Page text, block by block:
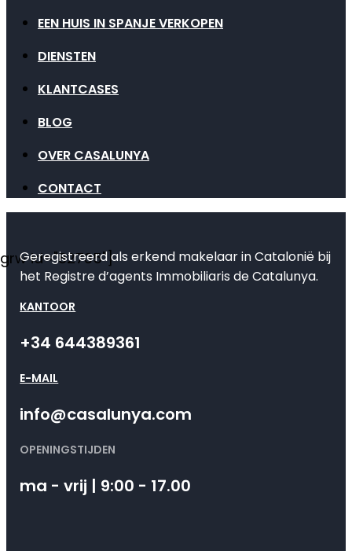
EEN HUIS IN SPANJE VERKOPEN
DIENSTEN
KLANTCASES
BLOG
OVER CASALUNYA
CONTACT
id="82735"]
Geregistreerd als erkend makelaar in Catalonië bij
het Registre d’agents Immobiliaris de Catalunya.
KANTOOR
+34 644389361
E-MAIL
info@casalunya.com
OPENINGSTIJDEN
ma - vrij | 9:00 - 17.00